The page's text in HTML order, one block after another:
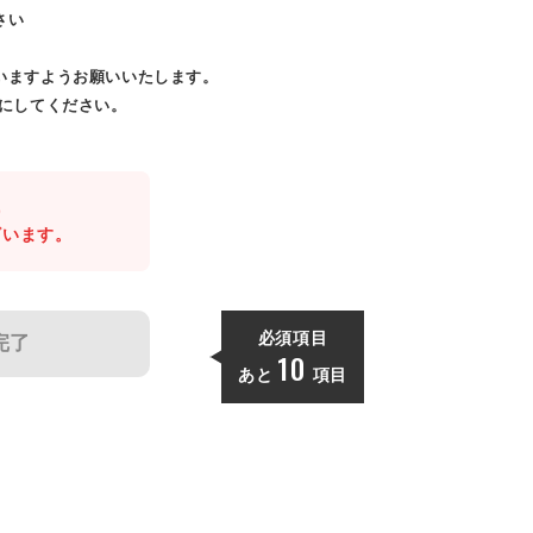
い
すようお願いいたします。
してください。
ます。
了 必須項目
あと 10 項目